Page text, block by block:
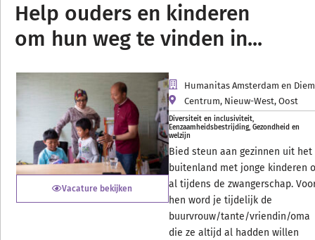
Help ouders en kinderen
om hun weg te vinden in...
Vacature bekijken
Humanitas Amsterdam en
Centrum, Nieuw-West,Oost
Diversiteit en inclusiviteit,
Eenzaamheidsbestrijding, Gezondheid en
welzijn
Bied steun aan gezinnen uit het
buitenland met jonge kinderen
al tijdens de zwangerschap.
hen word je tijdelijk de
buurvrouw/tante/vriendin/oma
die ze altijd al hadden willen